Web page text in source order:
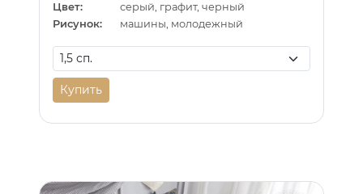
Цвет:
серый, графит, черный
Рисунок:
машины, молодежный
Купить